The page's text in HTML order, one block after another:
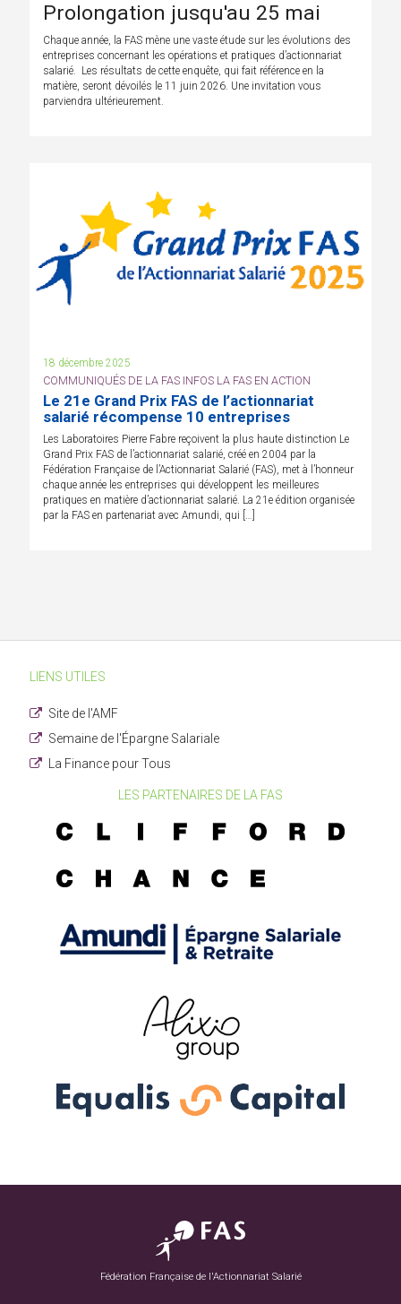
Prolongation jusqu'au 25 mai
Chaque année, la FAS mène une vaste étude sur les évolutions des
entreprises concernant les opérations et pratiques d’actionnariat
salarié. Les résultats de cette enquête, qui fait référence en la
matière, seront dévoilés le 11 juin 2026. Une invitation vous
parviendra ultérieurement.
18 décembre 2025
COMMUNIQUÉS DE LA FAS INFOS LA FAS EN ACTION
Le 21e Grand Prix FAS de l’actionnariat
salarié récompense 10 entreprises
Les Laboratoires Pierre Fabre reçoivent la plus haute distinction Le
Grand Prix FAS de l’actionnariat salarié, créé en 2004 par la
Fédération Française de l’Actionnariat Salarié (FAS), met à l’honneur
chaque année les entreprises qui développent les meilleures
pratiques en matière d’actionnariat salarié. La 21e édition organisée
par la FAS en partenariat avec Amundi, qui […]
LIENS UTILES
Site de l'AMF
Semaine de l'Épargne Salariale
La Finance pour Tous
LES PARTENAIRES DE LA FAS
Fédération Française de l'Actionnariat Salarié